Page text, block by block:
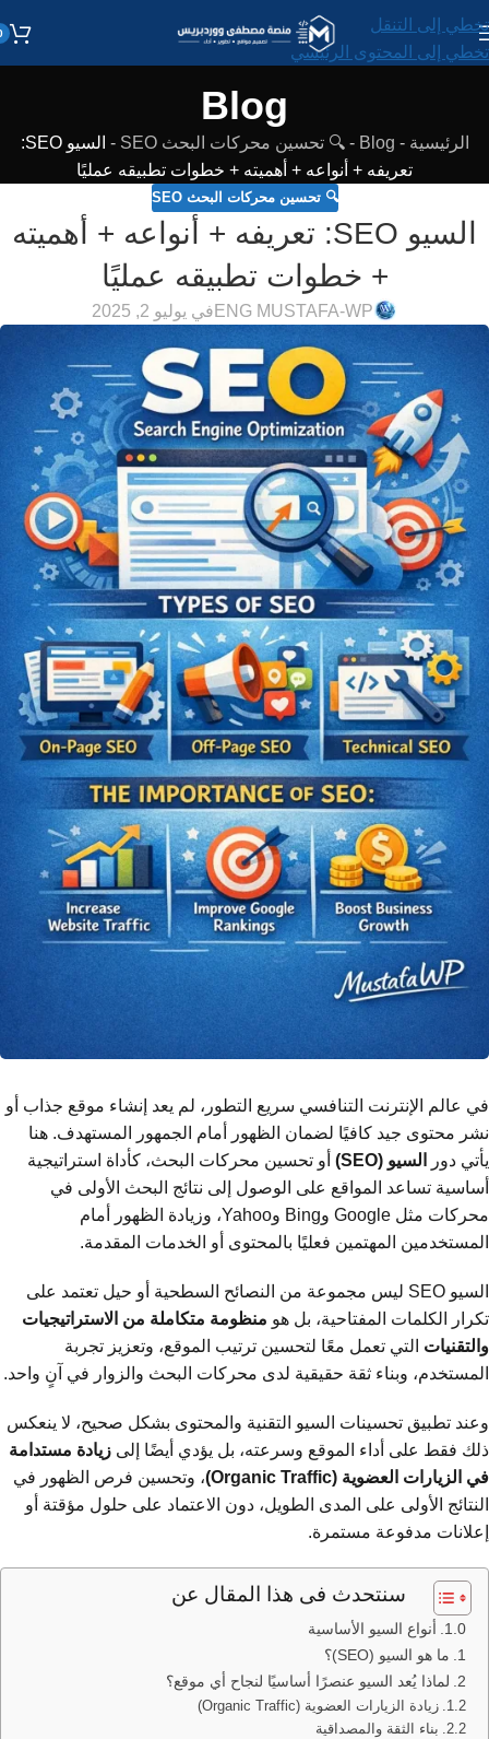
تخطي إلى التنقل
تخطي إلى المحتوى الرئيسي
Blog
الرئيسية -
Blog
-🔍 تحسين محركات البحث SEO -
السيو SEO:
تعريفه + أنواعه + أهميته + خطوات تطبيقه عمليًا
🔍 تحسين محركات البحث SEO
السيو SEO: تعريفه + أنواعه + أهميته
+ خطوات تطبيقه عمليًا
ENG MUSTAFA-WP في يوليو 2, 2025
في عالم الإنترنت التنافسي سريع التطور، لم يعد إنشاء موقع جذاب أو
نشر محتوى جيد كافيًا لضمان الظهور أمام الجمهور المستهدف. هنا
يأتي دور
السيو (SEO)
أو تحسين محركات البحث، كأداة استراتيجية
أساسية تساعد المواقع على الوصول إلى نتائج البحث الأولى في
محركات مثل Google وBing وYahoo، وزيادة الظهور أمام
المستخدمين المهتمين فعليًا بالمحتوى أو الخدمات المقدمة.
السيو SEO ليس مجموعة من النصائح السطحية أو حيل تعتمد على
تكرار الكلمات المفتاحية، بل هو منظومة متكاملة من الاستراتيجيات
والتقنيات التي تعمل معًا لتحسين ترتيب الموقع، وتعزيز تجربة
المستخدم، وبناء ثقة حقيقية لدى محركات البحث والزوار في آنٍ واحد.
وعند تطبيق تحسينات السيو التقنية والمحتوى بشكل صحيح، لا ينعكس
ذلك فقط على أداء الموقع وسرعته، بل يؤدي أيضًا إلى زيادة مستدامة
في الزيارات العضوية (Organic Traffic)
، وتحسين فرص الظهور في
النتائج الأولى على المدى الطويل، دون الاعتماد على حلول مؤقتة أو
إعلانات مدفوعة مستمرة.
سنتحدث فى هذا المقال عن
أنواع السيو الأساسية
ما هو السيو (SEO)؟
لماذا يُعد السيو عنصرًا أساسيًا لنجاح أي موقع؟
زيادة الزيارات العضوية (Organic Traffic)
بناء الثقة والمصداقية